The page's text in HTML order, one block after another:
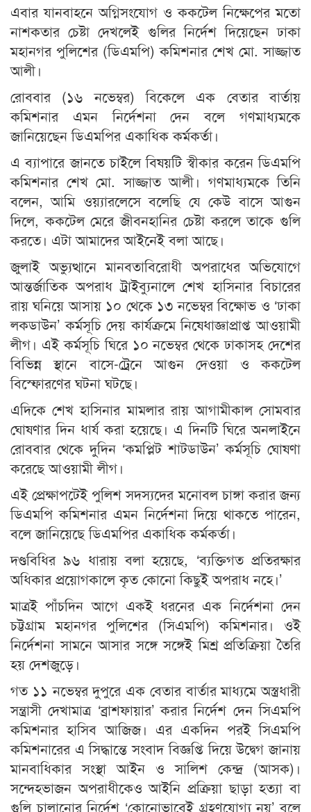
এবার যানবাহনে অগ্নিসংযোগ ও ককটেল নিক্ষেপের মতো
নাশকতার চেষ্টা দেখলেই গুলির নির্দেশ দিয়েছেন ঢাকা
মহানগর পুলিশের (ডিএমপি) কমিশনার শেখ মো. সাজ্জাত
আলী।
রোববার (১৬ নভেম্বর) বিকেলে এক বেতার বার্তায়
কমিশনার এমন নির্দেশনা দেন বলে গণমাধ্যমকে
জানিয়েছেন ডিএমপির একাধিক কর্মকর্তা।
এ ব্যাপারে জানতে চাইলে বিষয়টি স্বীকার করেন ডিএমপি
কমিশনার শেখ মো. সাজ্জাত আলী। গণমাধ্যমকে তিনি
বলেন, আমি ওয়্যারলেসে বলেছি যে কেউ বাসে আগুন
দিলে, ককটেল মেরে জীবনহানির চেষ্টা করলে তাকে গুলি
করতে। এটা আমাদের আইনেই বলা আছে।
জুলাই অভ্যুত্থানে মানবতাবিরোধী অপরাধের অভিযোগে
আন্তর্জাতিক অপরাধ ট্রাইব্যুনালে শেখ হাসিনার বিচারের
রায় ঘনিয়ে আসায় ১০ থেকে ১৩ নভেম্বর বিক্ষোভ ও ‘ঢাকা
লকডাউন’ কর্মসূচি দেয় কার্যক্রমে নিষেধাজ্ঞাপ্রাপ্ত আওয়ামী
লীগ। এই কর্মসূচি ঘিরে ১০ নভেম্বর থেকে ঢাকাসহ দেশের
বিভিন্ন স্থানে বাসে-ট্রেনে আগুন দেওয়া ও ককটেল
বিস্ফোরণের ঘটনা ঘটছে।
এদিকে শেখ হাসিনার মামলার রায় আগামীকাল সোমবার
ঘোষণার দিন ধার্য করা হয়েছে। এ দিনটি ঘিরে অনলাইনে
রোববার থেকে দুদিন ‘কমপ্লিট শাটডাউন’ কর্মসূচি ঘোষণা
করেছে আওয়ামী লীগ।
এই প্রেক্ষাপটেই পুলিশ সদস্যদের মনোবল চাঙ্গা করার জন্য
ডিএমপি কমিশনার এমন নির্দেশনা দিয়ে থাকতে পারেন,
বলে জানিয়েছে ডিএমপির একাধিক কর্মকর্তা।
দণ্ডবিধির ৯৬ ধারায় বলা হয়েছে, ‘ব্যক্তিগত প্রতিরক্ষার
অধিকার প্রয়োগকালে কৃত কোনো কিছুই অপরাধ নহে।’
মাত্রই পাঁচদিন আগে একই ধরনের এক নির্দেশনা দেন
চট্টগ্রাম মহানগর পুলিশের (সিএমপি) কমিশনার। ওই
নির্দেশনা সামনে আসার সঙ্গে সঙ্গেই মিশ্র প্রতিক্রিয়া তৈরি
হয় দেশজুড়ে।
গত ১১ নভেম্বর দুপুরে এক বেতার বার্তার মাধ্যমে অস্ত্রধারী
সন্ত্রাসী দেখামাত্র ‘ব্রাশফায়ার’ করার নির্দেশ দেন সিএমপি
কমিশনার হাসিব আজিজ। এর একদিন পরই সিএমপি
কমিশনারের এ সিদ্ধান্তে সংবাদ বিজ্ঞপ্তি দিয়ে উদ্বেগ জানায়
মানবাধিকার সংস্থা আইন ও সালিশ কেন্দ্র (আসক)।
সন্দেহভাজন অপরাধীকেও আইনি প্রক্রিয়া ছাড়া হত্যা বা
গুলি চালানোর নির্দেশ ‘কোনোভাবেই গ্রহণযোগ্য নয়’ বলে